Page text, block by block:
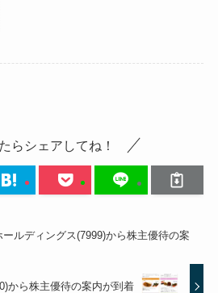
らシェアしてね！
ールディングス(7999)から株主優待の案
から株主優待の案内が到着